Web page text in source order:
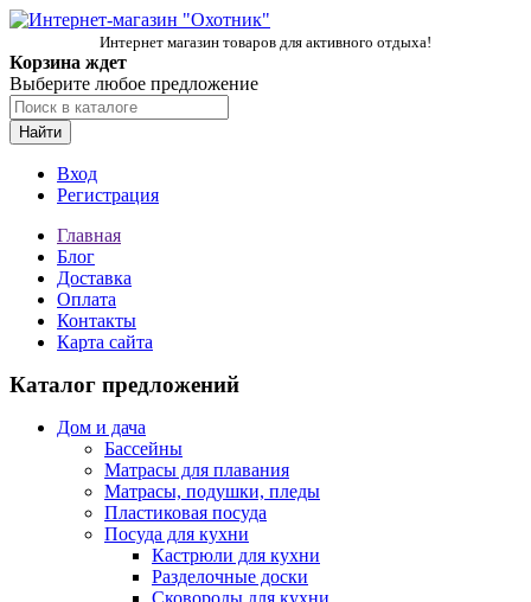
Интернет магазин товаров для активного отдыха!
Корзина ждет
Выберите любое предложение
Найти
Вход
Регистрация
Главная
Блог
Доставка
Оплата
Контакты
Карта сайта
Каталог предложений
Дом и дача
Бассейны
Матрасы для плавания
Матрасы, подушки, пледы
Пластиковая посуда
Посуда для кухни
Кастрюли для кухни
Разделочные доски
Сковороды для кухни